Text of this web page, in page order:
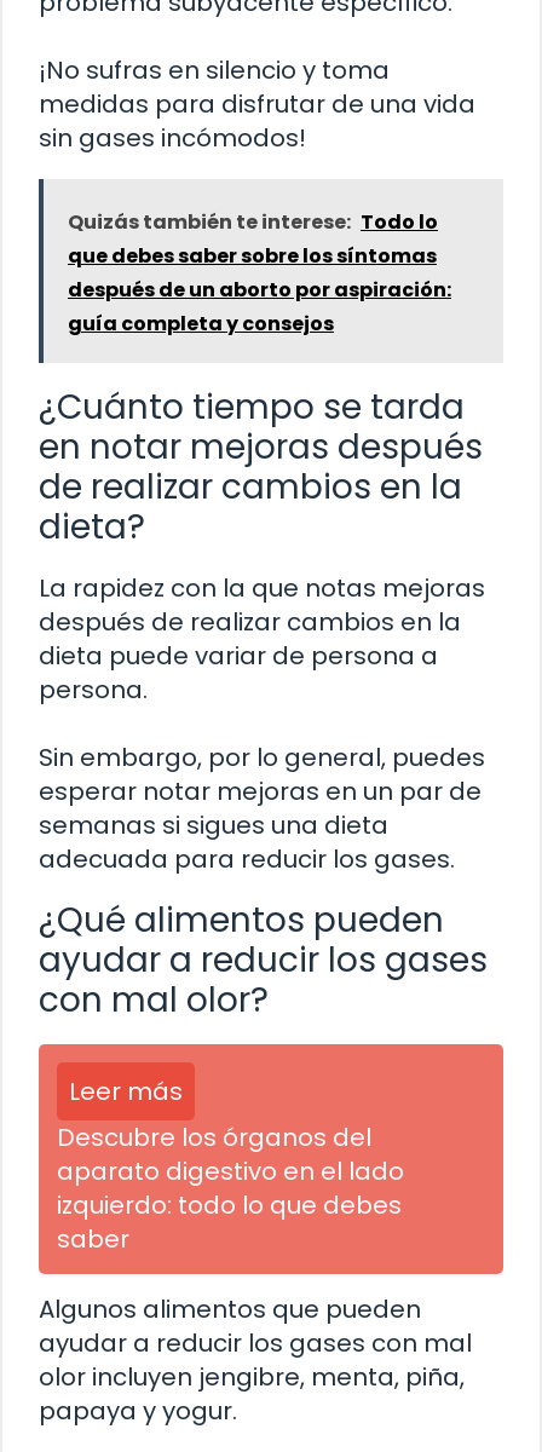
¡No sufras en silencio y toma
medidas para disfrutar de una vida
sin gases incómodos!
Quizás también te interese: Todo lo
que debes saber sobre los síntomas
después de un aborto por aspiración:
guía completa y consejos
¿Cuánto tiempo se tarda
en notar mejoras después
de realizar cambios en la
dieta?
La rapidez con la que notas mejoras
después de realizar cambios en la
dieta puede variar de persona a
persona.
Sin embargo, por lo general, puedes
esperar notar mejoras en un par de
semanas si sigues una dieta
adecuada para reducir los gases.
¿Qué alimentos pueden
ayudar a reducir los gases
con mal olor?
Leer más
Descubre los órganos del
aparato digestivo en el lado
izquierdo: todo lo que debes
saber
Algunos alimentos que pueden
ayudar a reducir los gases con mal
olor incluyen jengibre, menta, piña,
papaya y yogur.